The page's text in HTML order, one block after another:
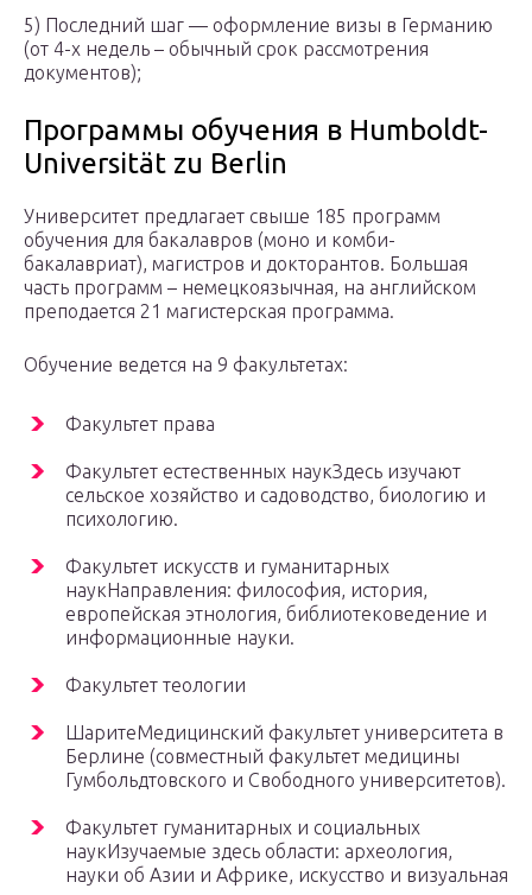
5) Последний шаг — оформление визы в Германию
(от 4-х недель – обычный срок рассмотрения
документов);
Программы обучения в Humboldt-
Universität zu Berlin
Университет предлагает свыше 185 программ
обучения для бакалавров (моно и комби-
бакалавриат), магистров и докторантов. Большая
часть программ – немецкоязычная, на английском
преподается 21 магистерская программа.
Обучение ведется на 9 факультетах:
Факультет права
Факультет естественных наукЗдесь изучают
сельское хозяйство и садоводство, биологию и
психологию.
Факультет искусств и гуманитарных
наукНаправления: философия, история,
европейская этнология, библиотековедение и
информационные науки.
Факультет теологии
ШаритеМедицинский факультет университета в
Берлине (совместный факультет медицины
Гумбольдтовского и Свободного университетов).
Факультет гуманитарных и социальных
наукИзучаемые здесь области: археология,
науки об Азии и Африке, искусство и визуальная